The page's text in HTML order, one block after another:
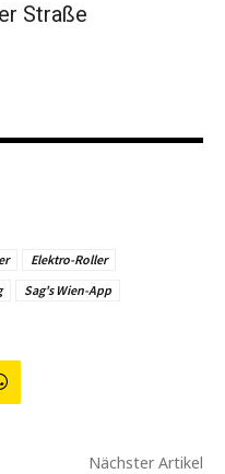
Straße
Elektro-Roller
Sag's Wien-App
Nächster Artikel